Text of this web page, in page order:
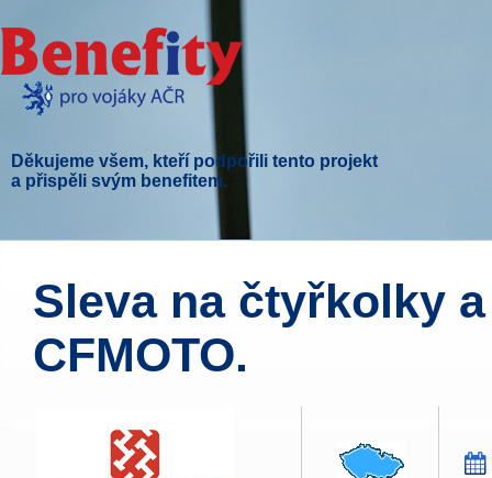
Děkujeme všem, kteří podpořili tento projekt
a přispěli svým benefitem.
Sleva na čtyřkolky
CFMOTO.